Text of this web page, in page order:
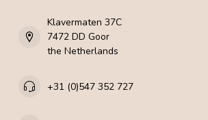
Klavermaten 37C
7472 DD Goor
the Netherlands
+31 (0)547 352 727